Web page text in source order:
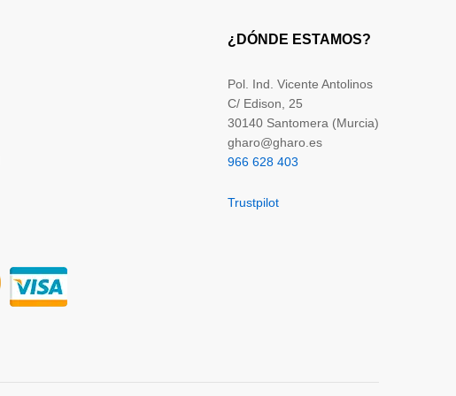
¿DÓNDE ESTAMOS?
Pol. Ind. Vicente Antolinos
C/ Edison, 25
30140 Santomera (Murcia)
gharo@gharo.es
966 628 403
Trustpilot